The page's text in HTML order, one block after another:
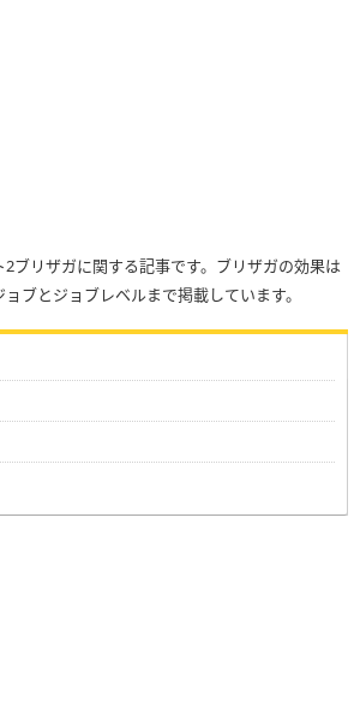
ブリザガに関する記事です。ブリザガの効果は
ブとジョブレベルまで掲載しています。